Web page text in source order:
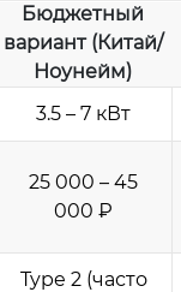
Бюджетный
вариант (Китай/
Ноунейм)
3.5 – 7 кВт
25 000 – 45
000 ₽
Type 2 (часто